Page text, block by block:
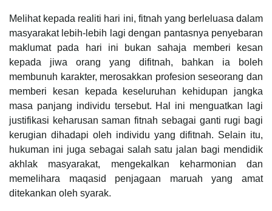
Melihat kepada realiti hari ini, fitnah yang berleluasa dalam
masyarakat lebih-lebih lagi dengan pantasnya penyebaran
maklumat pada hari ini bukan sahaja memberi kesan
kepada jiwa orang yang difitnah, bahkan ia boleh
membunuh karakter, merosakkan profesion seseorang dan
memberi kesan kepada keseluruhan kehidupan jangka
masa panjang individu tersebut. Hal ini menguatkan lagi
justifikasi keharusan saman fitnah sebagai ganti rugi bagi
kerugian dihadapi oleh individu yang difitnah. Selain itu,
hukuman ini juga sebagai salah satu jalan bagi mendidik
akhlak masyarakat, mengekalkan keharmonian dan
memelihara maqasid penjagaan maruah yang amat
ditekankan oleh syarak.